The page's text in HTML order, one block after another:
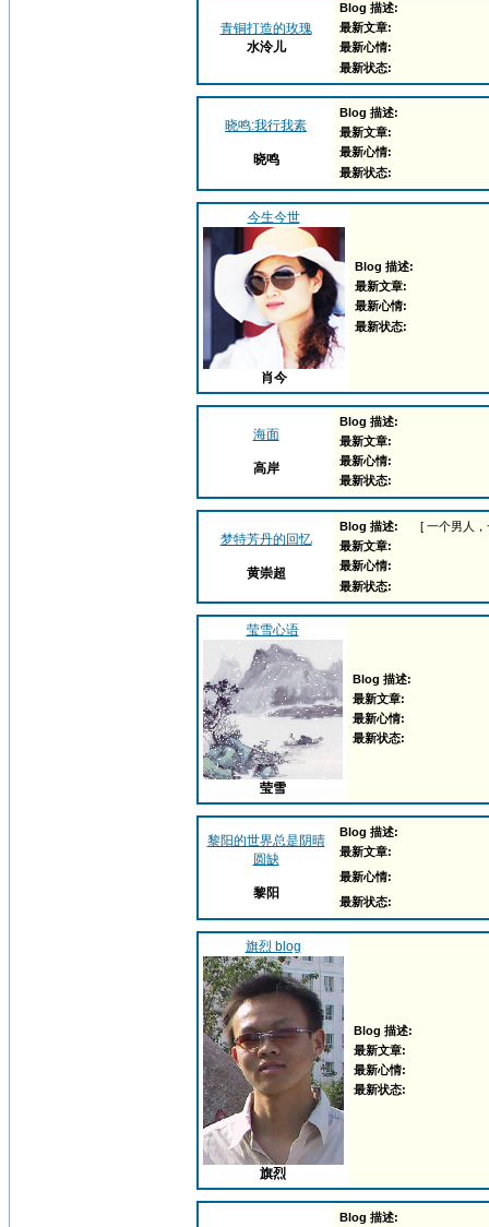
青铜打造的玫瑰
水泠儿
Blog 描述:
最新文章:
最新心情:
最新状态:
晓鸣:我行我素
晓鸣
Blog 描述:
最新文章:
最新心情:
最新状态:
今生今世
肖今
Blog 描述:
最新文章:
最新心情:
最新状态:
海面
高岸
Blog 描述:
最新文章:
最新心情:
最新状态:
梦特芳丹的回忆
黄崇超
Blog 描述:
[ 一个男人
最新文章:
最新心情:
最新状态:
莹雪心语
莹雪
Blog 描述:
最新文章:
最新心情:
最新状态:
黎阳的世界总是阴晴
圆缺
黎阳
Blog 描述:
最新文章:
最新心情:
最新状态:
旗烈 blog
旗烈
Blog 描述:
最新文章:
最新心情:
最新状态:
Blog 描述: